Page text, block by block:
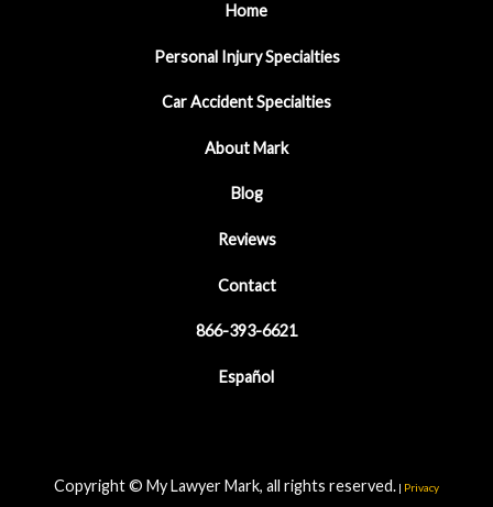
Home
Personal Injury Specialties
Car Accident Specialties
About Mark
Blog
Reviews
Contact
866-393-6621
Español
Copyright © My Lawyer Mark, all rights reserved. | Privacy